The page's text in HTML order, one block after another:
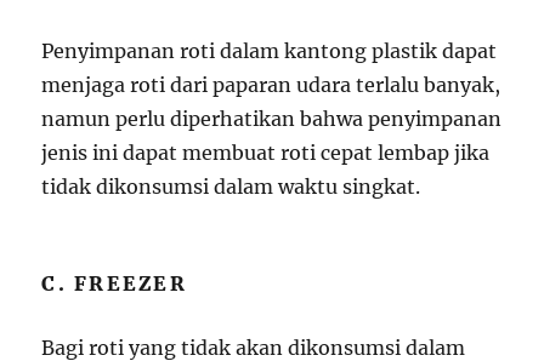
Penyimpanan roti dalam kantong plastik dapat
menjaga roti dari paparan udara terlalu banyak,
namun perlu diperhatikan bahwa penyimpanan
jenis ini dapat membuat roti cepat lembap jika
tidak dikonsumsi dalam waktu singkat.
C. FREEZER
Bagi roti yang tidak akan dikonsumsi dalam